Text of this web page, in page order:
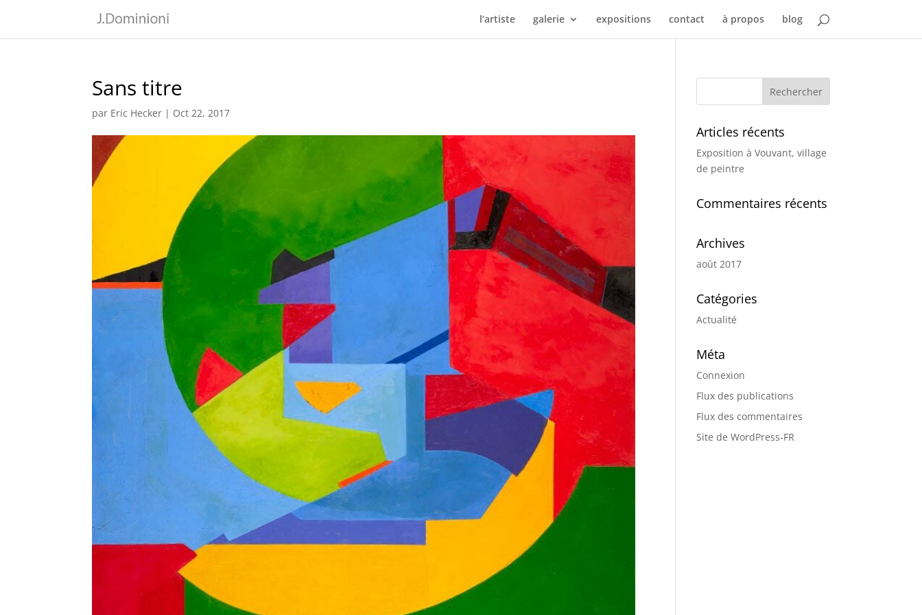
l’artiste galerie expositions contact à propos blog
Sans titre
par Eric Hecker | Oct 22, 2017
Articles récents
Exposition à Vouvant, village
de peintre
Commentaires récents
Archives
août 2017
Catégories
Actualité
Méta
Connexion
Flux des publications
Flux des commentaires
Site de WordPress-FR